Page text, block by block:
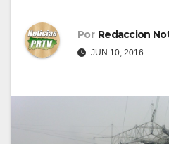
Por Redaccion
JUN 10, 2016